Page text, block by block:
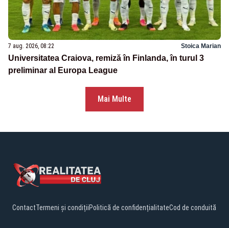
7 aug. 2026, 08:22 Stoica Marian
Universitatea Craiova, remiză în Finlanda, în turul 3
preliminar al Europa League
Mai Multe
ContactTermeni și condițiiPolitică de confidențialitateCod de conduită